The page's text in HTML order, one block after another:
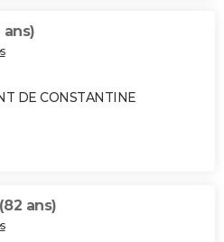
ans)
DE CONSTANTINE
(82 ans)